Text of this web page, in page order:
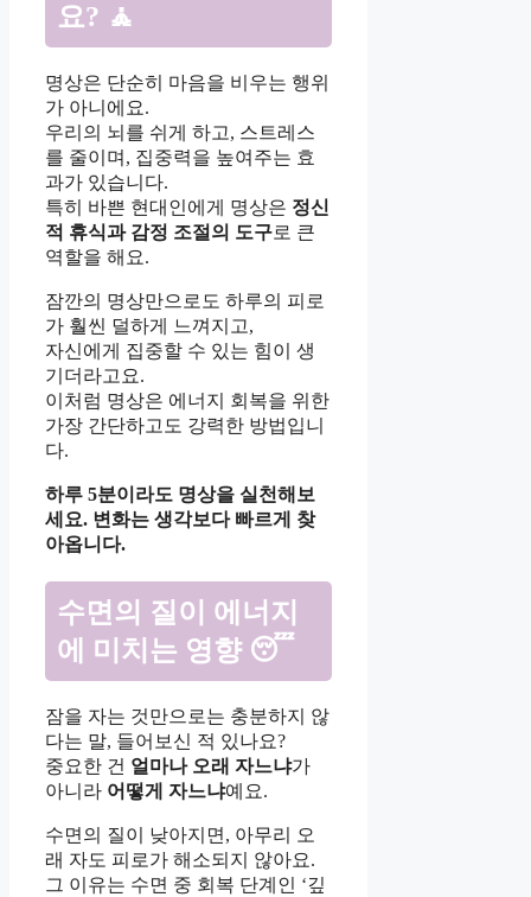
요? 🧘
명상은 단순히 마음을 비우는 행위
가 아니에요.
우리의 뇌를 쉬게 하고, 스트레스
를 줄이며, 집중력을 높여주는 효
과가 있습니다.
특히 바쁜 현대인에게 명상은 정신
적 휴식과 감정 조절의 도구로 큰
역할을 해요.
잠깐의 명상만으로도 하루의 피로
가 훨씬 덜하게 느껴지고,
자신에게 집중할 수 있는 힘이 생
기더라고요.
이처럼 명상은 에너지 회복을 위한
가장 간단하고도 강력한 방법입니
다.
하루 5분이라도 명상을 실천해보
세요. 변화는 생각보다 빠르게 찾
아옵니다.
수면의 질이 에너지
에 미치는 영향 😴
잠을 자는 것만으로는 충분하지 않
다는 말, 들어보신 적 있나요?
중요한 건 얼마나 오래 자느냐가
아니라 어떻게 자느냐예요.
수면의 질이 낮아지면, 아무리 오
래 자도 피로가 해소되지 않아요.
그 이유는 수면 중 회복 단계인 ‘깊